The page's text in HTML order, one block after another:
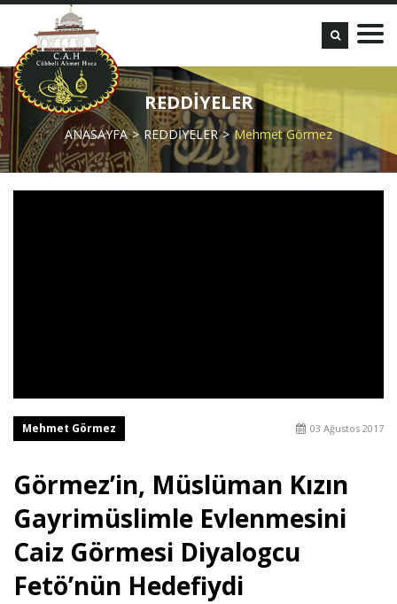
REDDİYELER
ANASAYFA REDDİYELER Mehmet Görmez
Mehmet Görmez 03 Ağustos 2017
Görmez’in, Müslüman Kızın
Gayrimüslimle Evlenmesini
Caiz Görmesi Diyalogcu
Fetö’nün Hedefiydi